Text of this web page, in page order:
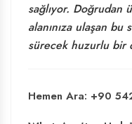
sağlıyor. Doğrudan
alanınıza ulaşan bu
sürecek huzurlu bir
Hemen Ara: +90